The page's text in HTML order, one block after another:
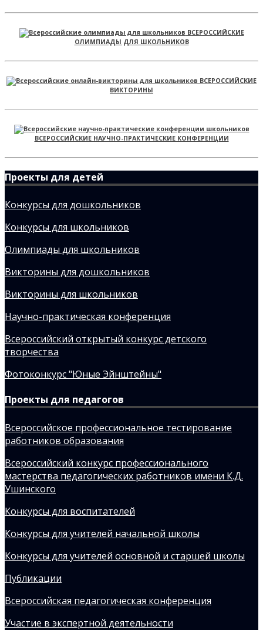
ВСЕРОССИЙСКИЕ
ОЛИМПИАДЫ ДЛЯ ШКОЛЬНИКОВ
ВСЕРОССИЙСКИЕ
ВИКТОРИНЫ
ВСЕРОССИЙСКИЕ НАУЧНО-ПРАКТИЧЕСКИЕ КОНФЕРЕНЦИИ
Проекты для детей
Конкурсы для дошкольников
Конкурсы для школьников
Олимпиады для школьников
Викторины для дошкольников
Викторины для школьников
Научно-практическая конференция
Всероссийский открытый конкурс детского
творчества
Фотоконкурс "Юные Эйнштейны"
Проекты для педагогов
Всероссийское профессиональное тестирование
работников образования
Всероссийский конкурс профессионального
мастерства педагогических работников имени К.Д.
Ушинского
Конкурсы для воспитателей
Конкурсы для учителей начальной школы
Конкурсы для учителей основной и старшей школы
Публикации
Всероссийская педагогическая конференция
Участие в экспертной деятельности